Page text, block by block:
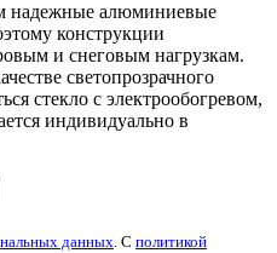
надежные алюминиевые
конструкции
и снеговым нагрузкам.
светопрозрачного
стекло с электрообогревом,
индивидуально в
данных. С политикой